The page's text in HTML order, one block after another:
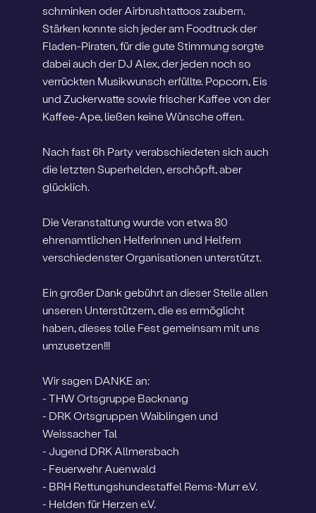
schminken oder Airbrushtattoos zaubern.
Stärken konnte sich jeder am Foodtruck der
Fladen-Piraten, für die gute Stimmung sorgte
dabei auch der DJ Alex, der jeden noch so
verrückten Musikwunsch erfüllte. Popcorn, Eis
und Zuckerwatte sowie frischer Kaffee von der
Kaffee-Ape, ließen keine Wünsche offen.
Nach fast 6h Party verabschiedeten sich auch
die letzten Superhelden, erschöpft, aber
glücklich.
Die Veranstaltung wurde von etwa 80
ehrenamtlichen Helferinnen und Helfern
verschiedenster Organisationen unterstützt.
Ein großer Dank gebührt an dieser Stelle allen
unseren Unterstützern, die es ermöglicht
haben, dieses tolle Fest gemeinsam mit uns
umzusetzen!!!
Wir sagen DANKE an:
- THW Ortsgruppe Backnang
- DRK Ortsgruppen Waiblingen und
Weissacher Tal
- Jugend DRK Allmersbach
- Feuerwehr Auenwald
- BRH Rettungshundestaffel Rems-Murr e.V.
- Helden für Herzen e.V.